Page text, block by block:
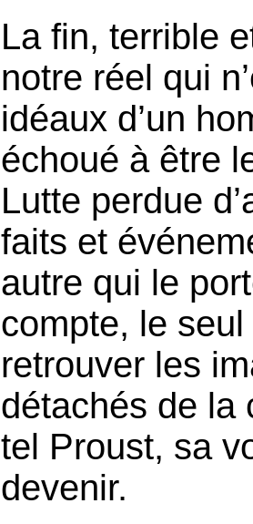
La fin, terrible
notre réel qui
idéaux d’un
échoué à être
Lutte perdue
faits et
autre qui le
compte, le
retrouver les
détachés de la
tel Proust, sa
devenir.